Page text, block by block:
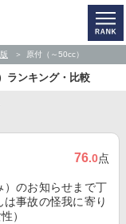
原付（～50cc）
ランキング・比較
76.0点
）のお知らせまで丁
事故の怪我に寄り
）